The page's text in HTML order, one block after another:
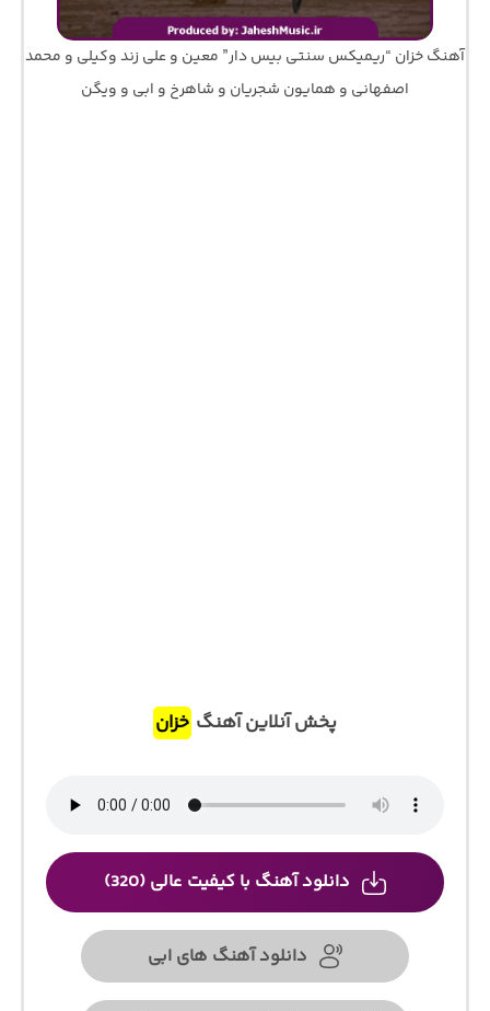
آهنگ خزان “ریمیکس سنتی بیس دار” معین و علی زند وکیلی و محمد
اصفهانی و همایون شجریان و شاهرخ و ابی و ویگن
پخش آنلاین آهنگ خزان
دانلود آهنگ با کیفیت عالی (320)
دانلود آهنگ های ابی